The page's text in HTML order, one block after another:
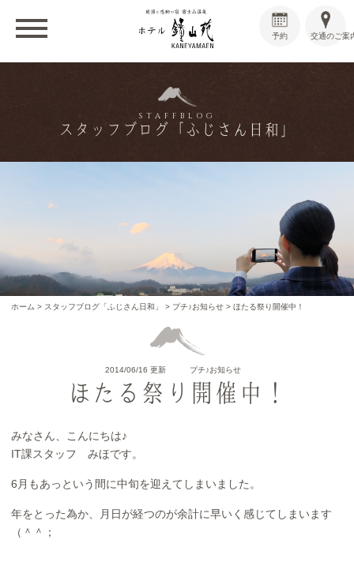
交通のご案
予約
STAFFBLOG
スタッフブログ「ふじさん日和」
ホーム > スタッフブログ「ふじさん日和」 > プチ♪お知らせ >ほたる祭り開催中！
2014/06/16 更新 プチ♪お知らせ
ほたる祭り開催中！
みなさん、こんにちは♪
IT課スタッフ みほです。
6月もあっという間に中旬を迎えてしまいました。
年をとった為か、月日が経つのが余計に早いく感じてしまいます
（＾＾；